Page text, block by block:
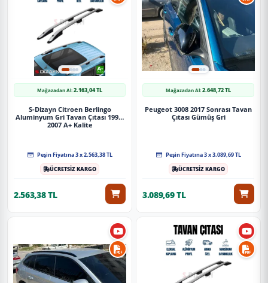
Mağazadan Al:2.163,04 TL
S-Dizayn Citroen Berlingo
Aluminyum Gri Tavan Çıtası 1996-
2007 A+ Kalite
Peşin Fiyatına 3 x 2.563,38 TL
ÜCRETSİZ KARGO
2.563,38 TL
Mağazadan Al:2.648,72 TL
Peugeot 3008 2017 Sonrası Tavan
Çıtası Gümüş Gri
Peşin Fiyatına 3 x 3.089,69 TL
ÜCRETSİZ KARGO
3.089,69 TL